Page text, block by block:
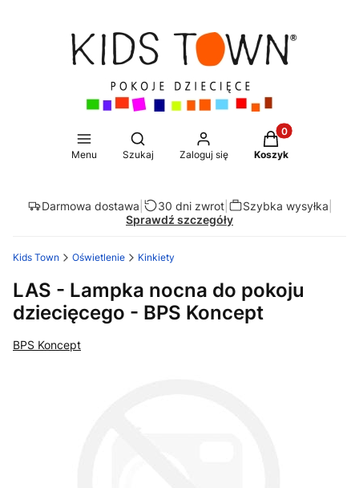
Menu
Otwórz wyszukiwarkę
Szukaj Zaloguj się
Produkty w
Koszyk
Darmowa dostawa 30 dni zwrot| Szybka wysyłka
Sprawdź szczegóły
Kids Town Oświetlenie Kinkiety
LAS - Lampka nocna do pokoju
dziecięcego - BPS Koncept
BPS Koncept